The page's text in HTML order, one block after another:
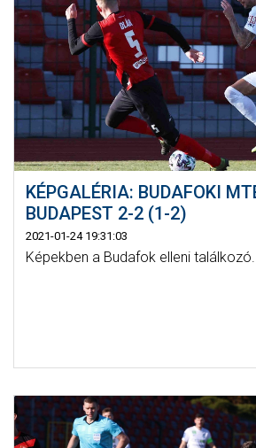
GALÉRIA
SZURKOLÓI
AKKREDITÁCIÓ
KÉPGALÉRIA: BUDAFOKI
BUDAPEST 2-2 (1-2)
2021-01-24 19:31:03
Képekben a Budafok elleni találkozó.